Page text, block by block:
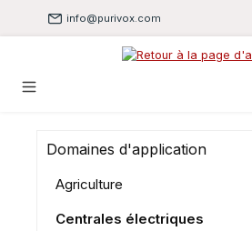
Passer au contenu principal
info@purivox.com
Domaines d'application
Agriculture
Centrales électriques